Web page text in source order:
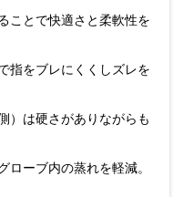
ことで快適さと柔軟性を
指をブレにくくしズレを
）は硬さがありながらも
ーブ内の蒸れを軽減。